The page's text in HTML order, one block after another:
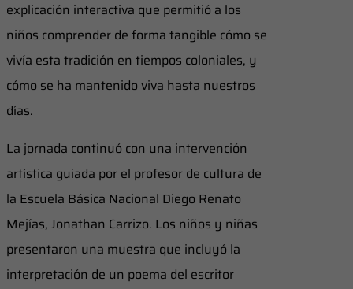
explicación interactiva que permitió a los
niños comprender de forma tangible cómo se
vivía esta tradición en tiempos coloniales, y
cómo se ha mantenido viva hasta nuestros
días.
La jornada continuó con una intervención
artística guiada por el profesor de cultura de
la Escuela Básica Nacional Diego Renato
Mejías, Jonathan Carrizo. Los niños y niñas
presentaron una muestra que incluyó la
interpretación de un poema del escritor